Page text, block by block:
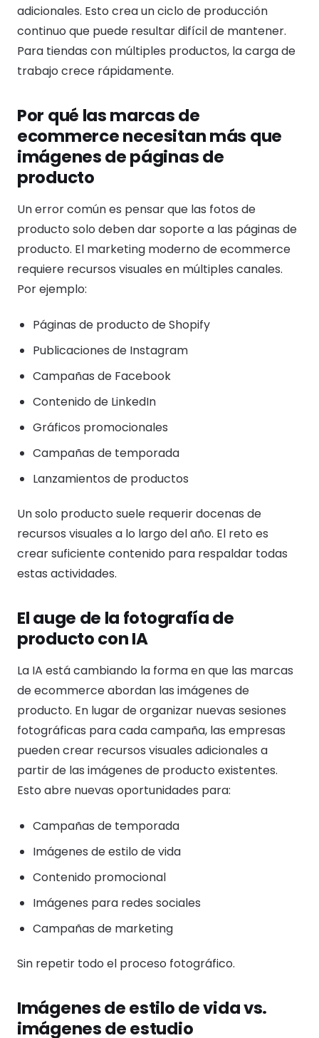
adicionales. Esto crea un ciclo de producción
continuo que puede resultar difícil de mantener.
Para tiendas con múltiples productos, la carga de
trabajo crece rápidamente.
Por qué las marcas de
ecommerce necesitan más que
imágenes de páginas de
producto
Un error común es pensar que las fotos de
producto solo deben dar soporte a las páginas de
producto. El marketing moderno de ecommerce
requiere recursos visuales en múltiples canales.
Por ejemplo:
Páginas de producto de Shopify
Publicaciones de Instagram
Campañas de Facebook
Contenido de LinkedIn
Gráficos promocionales
Campañas de temporada
Lanzamientos de productos
Un solo producto suele requerir docenas de
recursos visuales a lo largo del año. El reto es
crear suficiente contenido para respaldar todas
estas actividades.
El auge de la fotografía de
producto con IA
La IA está cambiando la forma en que las marcas
de ecommerce abordan las imágenes de
producto. En lugar de organizar nuevas sesiones
fotográficas para cada campaña, las empresas
pueden crear recursos visuales adicionales a
partir de las imágenes de producto existentes.
Esto abre nuevas oportunidades para:
Campañas de temporada
Imágenes de estilo de vida
Contenido promocional
Imágenes para redes sociales
Campañas de marketing
Sin repetir todo el proceso fotográfico.
Imágenes de estilo de vida vs.
imágenes de estudio